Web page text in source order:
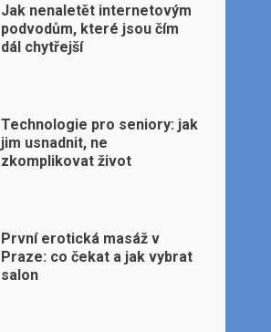
Jak nenaletět internetovým
podvodům, které jsou čím
dál chytřejší
Technologie pro seniory: jak
jim usnadnit, ne
zkomplikovat život
První erotická masáž v
Praze: co čekat a jak vybrat
salon